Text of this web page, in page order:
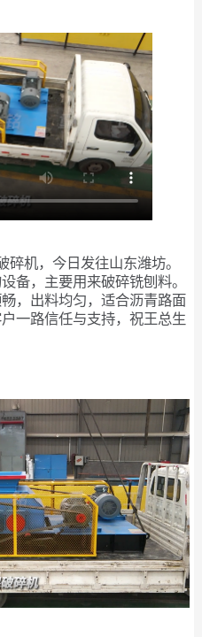
碎机，今日发往山东潍坊。
备，主要用来破碎铣刨料。
，出料均匀，适合沥青路面
一路信任与支持，祝王总生